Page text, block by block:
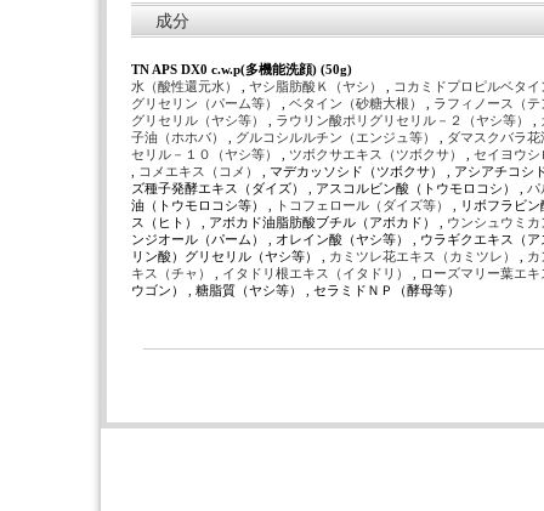
成分
TN APS DX0 c.w.p(多機能洗顔) (50g)
水（酸性還元水）
ヤシ脂肪酸Ｋ（ヤシ）
コカミドプロピルベタ
グリセリン（パーム等）
ベタイン（砂糖大根）
ラフィノース（
グリセリル（ヤシ等）
ラウリン酸ポリグリセリル－２（ヤシ等）
子油（ホホバ）
グルコシルルチン（エンジュ等）
ダマスクバラ
セリル－１０（ヤシ等）
ツボクサエキス（ツボクサ）
セイヨウシ
コメエキス（コメ）
, マデカッソシド（ツボクサ） , アシアチコ
ズ種子発酵エキス（ダイズ） , アスコルビン酸（トウモロコシ） ,
パ
油（トウモロコシ等） ,
トコフェロール（ダイズ等）
, リボフラビ
ス（ヒト） , アボカド油脂肪酸ブチル（アボカド） ,
ウンシュウミ
ンジオール（パーム） , オレイン酸（ヤシ等） , ウラギクエキス（
リン酸）グリセリル（ヤシ等） ,
カミツレ花エキス（カミツレ）
カ
キス（チャ）
イタドリ根エキス（イタドリ）
ローズマリー葉エ
ウゴン） , 糖脂質（ヤシ等） , セラミドＮＰ（酵母等）